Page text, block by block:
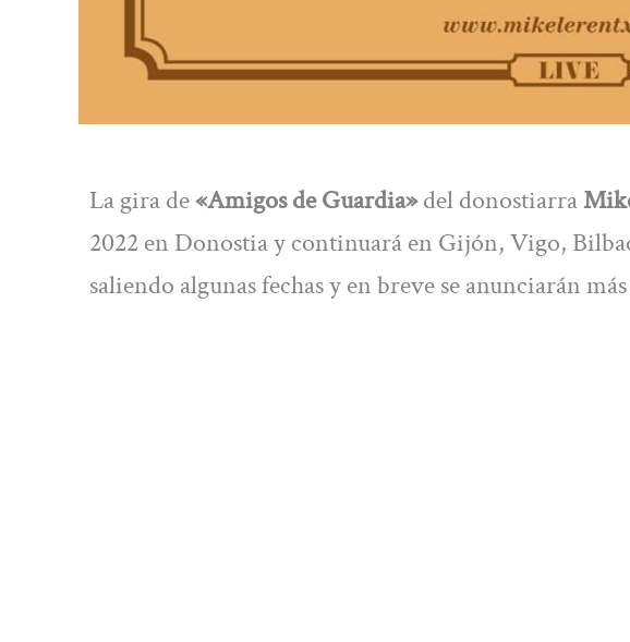
La gira de«Amigos de Guardia»del donostiarra
2022 en Donostia y continuará en Gijón, Vigo,
saliendo algunas fechas y en breve se anunciarán